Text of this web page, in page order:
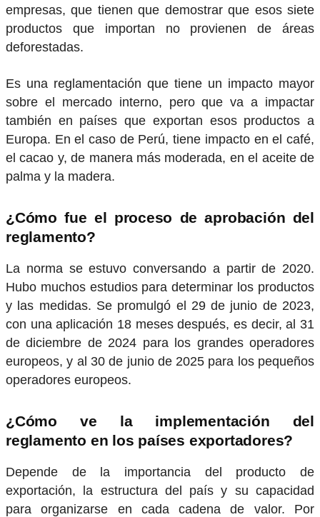
empresas, que tienen que demostrar que esos siete
productos que importan no provienen de áreas
deforestadas.
Es una reglamentación que tiene un impacto mayor
sobre el mercado interno, pero que va a impactar
también en países que exportan esos productos a
Europa. En el caso de Perú, tiene impacto en el café,
el cacao y, de manera más moderada, en el aceite de
palma y la madera.
¿Cómo fue el proceso de aprobación del
reglamento?
La norma se estuvo conversando a partir de 2020.
Hubo muchos estudios para determinar los productos
y las medidas. Se promulgó el 29 de junio de 2023,
con una aplicación 18 meses después, es decir, al 31
de diciembre de 2024 para los grandes operadores
europeos, y al 30 de junio de 2025 para los pequeños
operadores europeos.
¿Cómo ve la implementación del
reglamento en los países exportadores?
Depende de la importancia del producto de
exportación, la estructura del país y su capacidad
para organizarse en cada cadena de valor. Por